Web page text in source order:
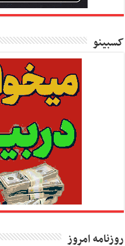
کسبینو
روزنامه امروز